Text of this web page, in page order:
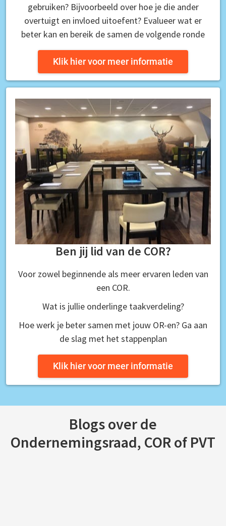
gebruiken? Bijvoorbeeld over hoe je die ander
overtuigt en invloed uitoefent? Evalueer wat er
beter kan en bereik de samen de volgende ronde
Klik hier voor meer informatie
Ben jij lid van de COR?
Voor zowel beginnende als meer ervaren leden van
een COR.
Wat is jullie onderlinge taakverdeling?
Hoe werk je beter samen met jouw OR-en? Ga aan
de slag met het stappenplan
Klik hier voor meer informatie
Blogs over de
Ondernemingsraad, COR of PVT